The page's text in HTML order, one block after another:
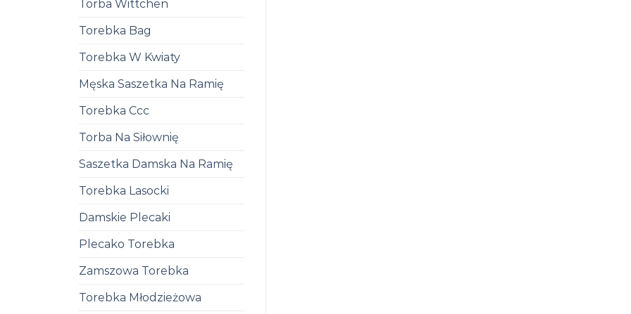
Torba Wittchen
Torebka Bag
Torebka W Kwiaty
Męska Saszetka Na Ramię
Torebka Ccc
Torba Na Siłownię
Saszetka Damska Na Ramię
Torebka Lasocki
Damskie Plecaki
Plecako Torebka
Zamszowa Torebka
Torebka Młodzieżowa